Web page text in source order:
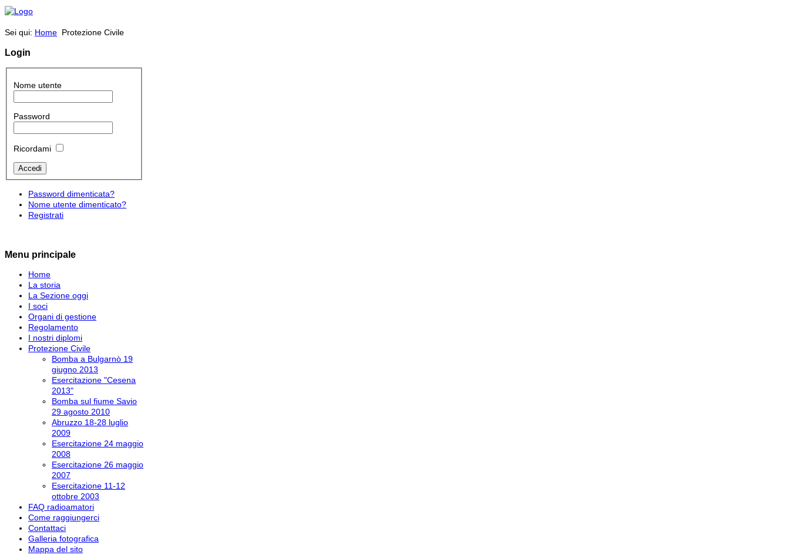
Sei qui: Home Protezione Civile
Login
Nome utente
Password
Ricordami
Password dimenticata?
Nome utente dimenticato?
Registrati
Menu principale
Home
La storia
La Sezione oggi
I soci
Organi di gestione
Regolamento
I nostri diplomi
Protezione Civile
Bomba a Bulgarnò 19
giugno 2013
Esercitazione "Cesena
2013"
Bomba sul fiume Savio
29 agosto 2010
Abruzzo 18-28 luglio
2009
Esercitazione 24 maggio
2008
Esercitazione 26 maggio
2007
Esercitazione 11-12
ottobre 2003
FAQ radioamatori
Come raggiungerci
Contattaci
Galleria fotografica
Mappa del sito